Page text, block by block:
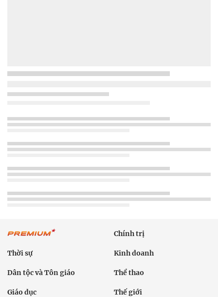
Chính trị
Thời sự Kinh doanh
Dân tộc và Tôn giáo Thể thao
Giáo dục Thế giới